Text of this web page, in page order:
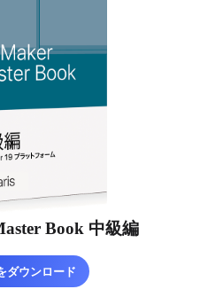
Book 中級編
ダウンロード